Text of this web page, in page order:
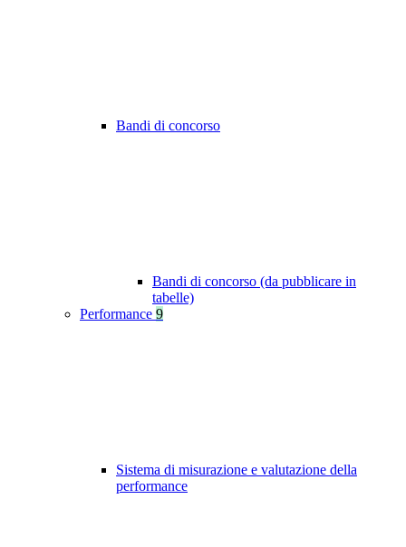
Bandi di concorso
Bandi di concorso (da pubblicare in
tabelle)
Performance 9
Sistema di misurazione e valutazione della
performance